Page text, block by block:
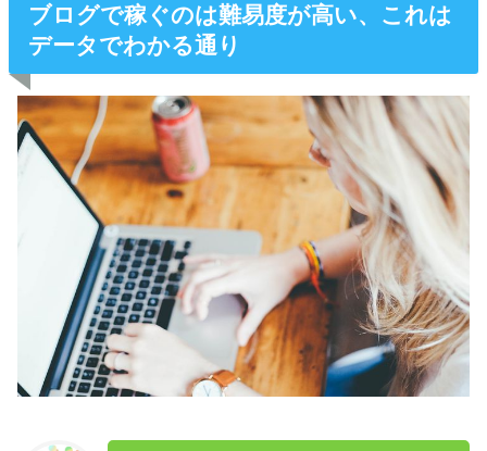
ブログで稼ぐのは難易度が高い、これは
データでわかる通り